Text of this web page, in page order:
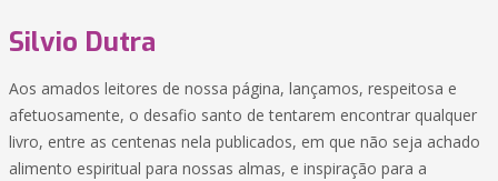
Silvio Dutra
Aos amados leitores de nossa página, lançamos, respeitosa e
afetuosamente, o desafio santo de tentarem encontrar qualquer
livro, entre as centenas nela publicados, em que não seja achado
alimento espiritual para nossas almas, e inspiração para a